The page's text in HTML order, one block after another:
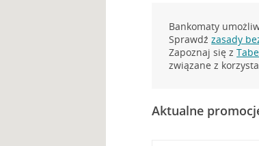
Bankomaty
Sprawdźzasady
Zapoznaj się z
związane z
Aktualne